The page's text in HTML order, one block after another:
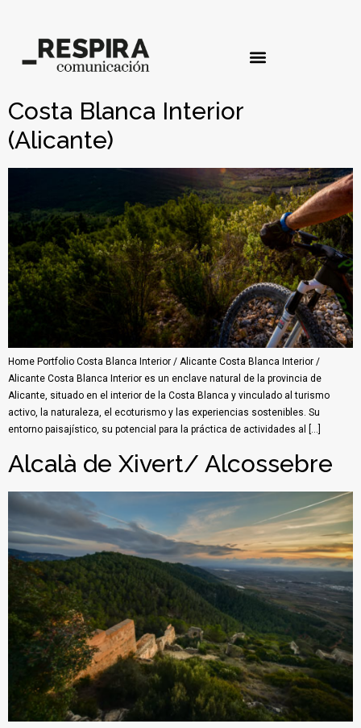
Costa Blanca Interior
(Alicante)
Home Portfolio Costa Blanca Interior / Alicante Costa Blanca Interior /
Alicante Costa Blanca Interior es un enclave natural de la provincia de
Alicante, situado en el interior de la Costa Blanca y vinculado al turismo
activo, la naturaleza, el ecoturismo y las experiencias sostenibles. Su
entorno paisajístico, su potencial para la práctica de actividades al […]
Alcalà de Xivert/ Alcossebre